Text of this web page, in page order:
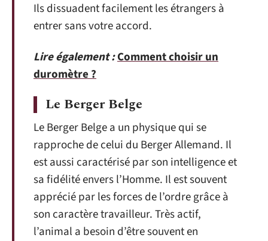
Ils dissuadent facilement les étrangers à
entrer sans votre accord.
Lire également :Comment choisir un
duromètre ?
Le Berger Belge
Le Berger Belge a un physique qui se
rapproche de celui du Berger Allemand. Il
est aussi caractérisé par son intelligence et
sa fidélité envers l’Homme. Il est souvent
apprécié par les forces de l’ordre grâce à
son caractère travailleur. Très actif,
l’animal a besoin d’être souvent en